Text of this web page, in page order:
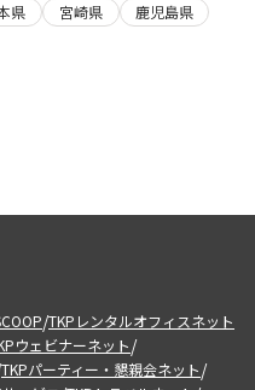
県 宮崎県
鹿児島県
/TKPレンタルオフィスネット
ウェビナーネット/
TKPパーティー・懇親会ネット/